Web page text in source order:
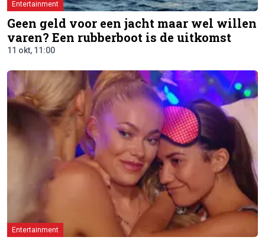
Entertainment
Geen geld voor een jacht maar wel willen
varen? Een rubberboot is de uitkomst
11 okt, 11:00
Entertainment